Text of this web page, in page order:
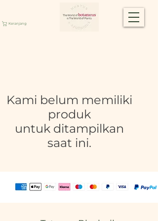
Keranjang
Kami belum memiliki
produk
untuk ditampilkan
saat ini.